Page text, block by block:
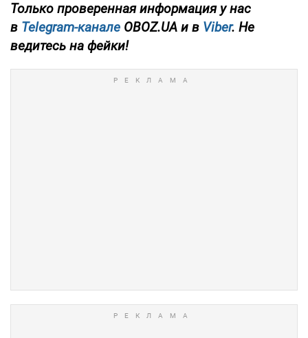
Только проверенная информация у нас
в Telegram-канале OBOZ.UA и в Viber. Не
ведитесь на фейки!